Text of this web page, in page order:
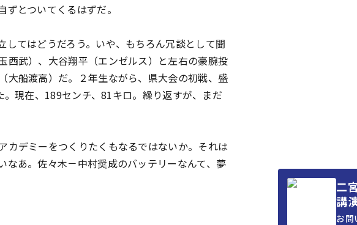
とついてくるはずだ。
てはどうだろう。いや、もちろん冗談として聞
西武）、大谷翔平（エンゼルス）と左右の豪腕投
大船渡高）だ。２年生ながら、県大会の初戦、盛
現在、189センチ、81キロ。繰り返すが、まだ
デミーをつくりたくもなるではないか。それは
なあ。佐々木－中村奨成のバッテリーなんて、夢
二
講
お問